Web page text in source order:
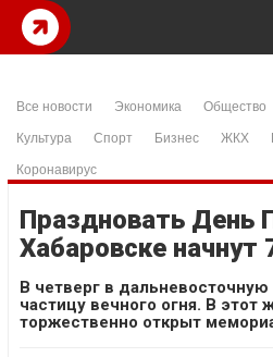
Все новости Экономика Общество
Культура
Спорт Бизнес ЖКХ
Коронавирус
Праздновать День
Хабаровске начнут
В четверг в
частицу вечного огня. В этот
торжественно открыт